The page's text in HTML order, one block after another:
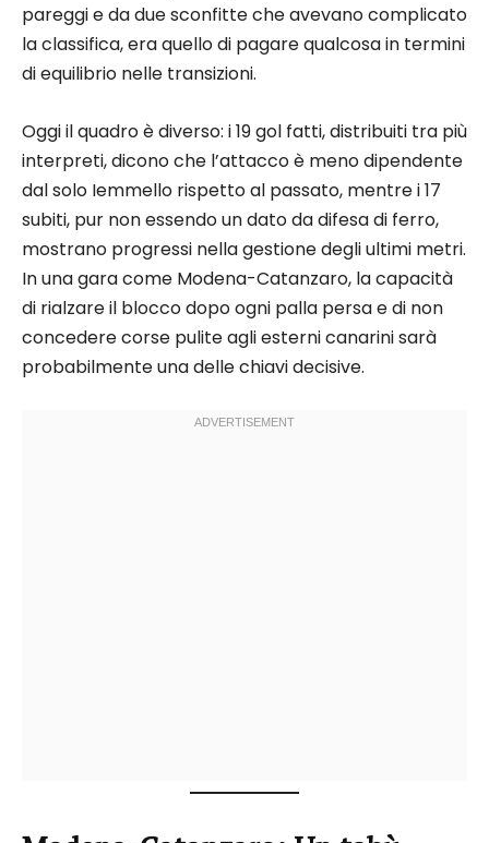
pareggi e da due sconfitte che avevano complicato
la classifica, era quello di pagare qualcosa in termini
di equilibrio nelle transizioni.
Oggi il quadro è diverso: i 19 gol fatti, distribuiti tra più
interpreti, dicono che l’attacco è meno dipendente
dal solo Iemmello rispetto al passato, mentre i 17
subiti, pur non essendo un dato da difesa di ferro,
mostrano progressi nella gestione degli ultimi metri.
In una gara come Modena-Catanzaro, la capacità
di rialzare il blocco dopo ogni palla persa e di non
concedere corse pulite agli esterni canarini sarà
probabilmente una delle chiavi decisive.